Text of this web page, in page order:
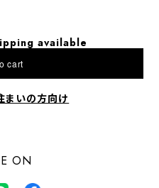
available
cart
まいの方向け
ON